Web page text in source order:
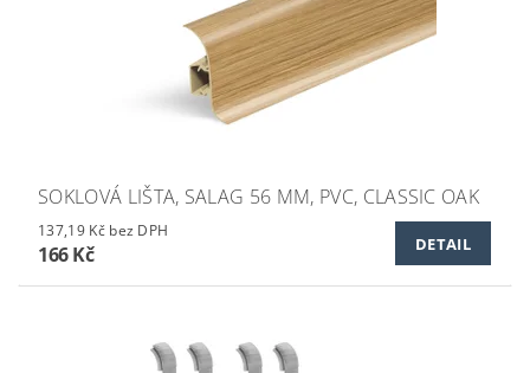
SOKLOVÁ LIŠTA, SALAG 56 MM, PVC, CLASSIC OAK
137,19 Kč bez DPH
166 Kč DETAIL